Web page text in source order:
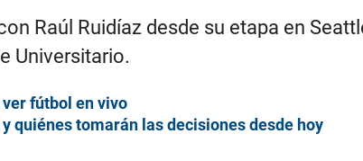
Raúl Ruidíaz desde su etapa en
Universitario.
fútbol en vivo
quiénes tomarán las decisiones desde hoy